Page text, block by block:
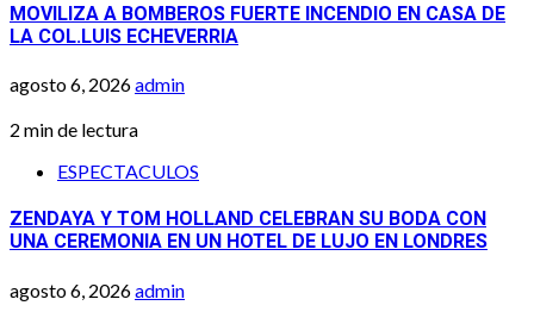
MOVILIZA A BOMBEROS FUERTE INCENDIO EN CASA DE
LA COL.LUIS ECHEVERRIA
agosto 6, 2026admin
2 min de lectura
ESPECTACULOS
ZENDAYA Y TOM HOLLAND CELEBRAN SU BODA CON
UNA CEREMONIA EN UN HOTEL DE LUJO EN LONDRES
agosto 6, 2026admin